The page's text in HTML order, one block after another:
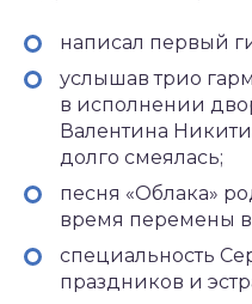
написал первый
услышав трио
в исполнении
Валентина
долго смеялась;
песня «Облака»
время перемены
специальность
праздников и